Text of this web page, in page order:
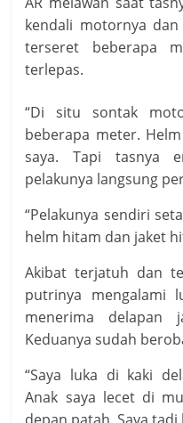
kendali motornya
terseret beberapa
terlepas.
“Di situ sontak
beberapa meter.
saya. Tapi tasnya
pelakunya langsung
“Pelakunya sendiri
helm hitam dan jaket
Akibat terjatuh dan
putrinya mengalami
menerima delapan
Keduanya sudah
“Saya luka di kaki
Anak saya lecet di